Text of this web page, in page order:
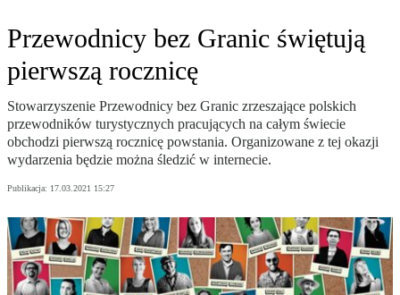
Przewodnicy bez Granic świętują
pierwszą rocznicę
Stowarzyszenie Przewodnicy bez Granic zrzeszające polskich
przewodników turystycznych pracujących na całym świecie
obchodzi pierwszą rocznicę powstania. Organizowane z tej okazji
wydarzenia będzie można śledzić w internecie.
Publikacja: 17.03.2021 15:27